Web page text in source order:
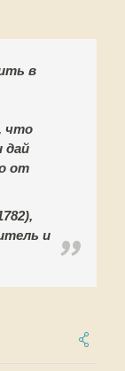
в
что
дай
от
и